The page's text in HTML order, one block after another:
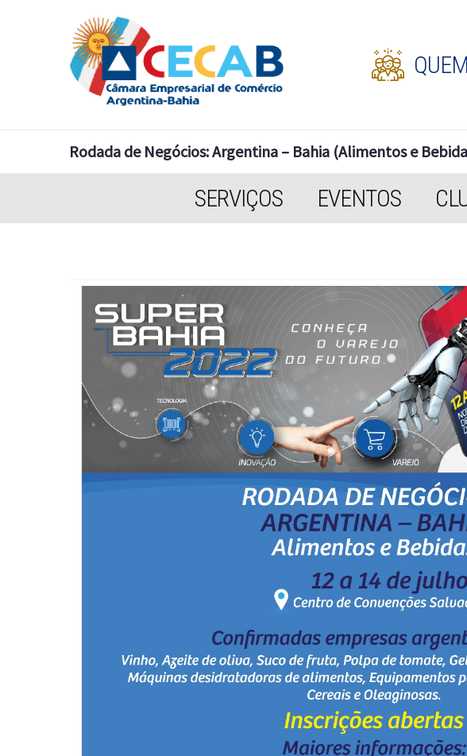
Rodada de Negócios: Argentina – Bahia (Alimentos e
SERVIÇOS EVENTOS